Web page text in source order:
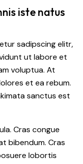
iste natus
sadipscing elitr,
ut labore et
voluptua. At
et ea rebum.
sanctus est
Cras congue
bibendum. Cras
lobortis